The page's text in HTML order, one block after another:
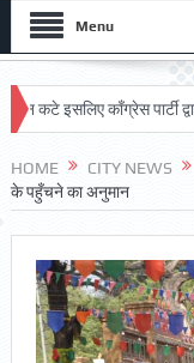
Menu
इसलिए काँग्रेस पार्टी द्वारा
HOME CITY NEWS
के पहुँचने का अनुमान